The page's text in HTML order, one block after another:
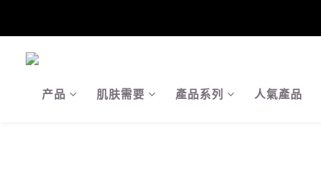
产品 肌肤需要 產品系列 人氣產品